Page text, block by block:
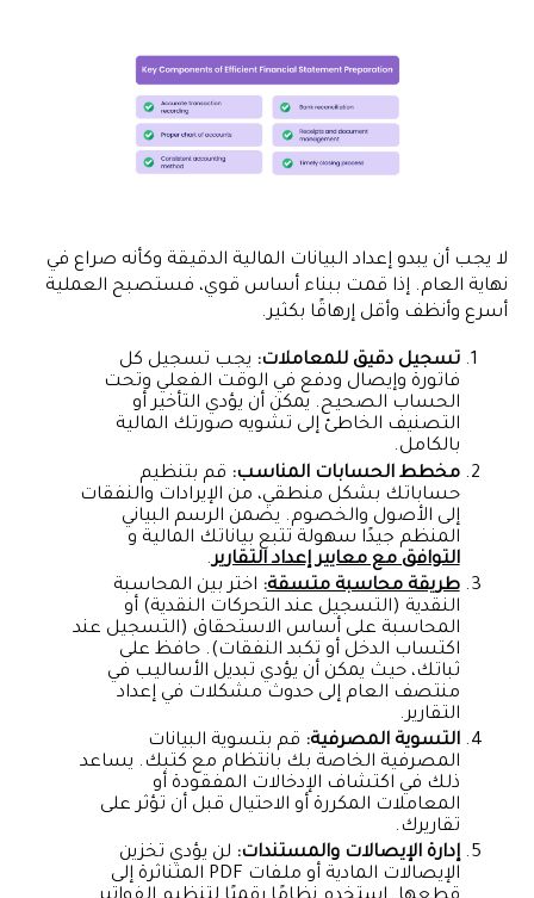
لا يجب أن يبدو إعداد البيانات المالية الدقيقة وكأنه صراع في
نهاية العام. إذا قمت ببناء أساس قوي، فستصبح العملية
أسرع وأنظف وأقل إرهاقًا بكثير.
تسجيل دقيق للمعاملات: يجب تسجيل كل
فاتورة وإيصال ودفع في الوقت الفعلي وتحت
الحساب الصحيح. يمكن أن يؤدي التأخير أو
التصنيف الخاطئ إلى تشويه صورتك المالية
بالكامل.
مخطط الحسابات المناسب: قم بتنظيم
حساباتك بشكل منطقي، من الإيرادات والنفقات
إلى الأصول والخصوم. يضمن الرسم البياني
المنظم جيدًا سهولة تتبع بياناتك المالية و
التوافق مع معايير إعداد التقارير.
طريقة محاسبة متسقة: اختر بين المحاسبة
النقدية (التسجيل عند التحركات النقدية) أو
المحاسبة على أساس الاستحقاق (التسجيل عند
اكتساب الدخل أو تكبد النفقات). حافظ على
ثباتك، حيث يمكن أن يؤدي تبديل الأساليب في
منتصف العام إلى حدوث مشكلات في إعداد
التقارير.
التسوية المصرفية: قم بتسوية البيانات
المصرفية الخاصة بك بانتظام مع كتبك. يساعد
ذلك في اكتشاف الإدخالات المفقودة أو
المعاملات المكررة أو الاحتيال قبل أن تؤثر على
تقاريرك.
إدارة الإيصالات والمستندات: لن يؤدي تخزين
الإيصالات المادية أو ملفات PDF المتناثرة إلى